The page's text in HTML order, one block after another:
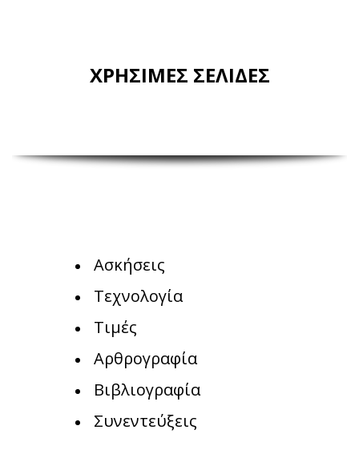
ΧΡΗΣΙΜΕΣ ΣΕΛΙΔΕΣ
Ασκήσεις
Τεχνολογία
Τιμές
Αρθρογραφία
Βιβλιογραφία
Συνεντεύξεις